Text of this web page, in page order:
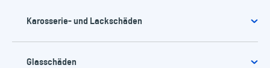
Karosserie- und Lackschäden
Glasschäden